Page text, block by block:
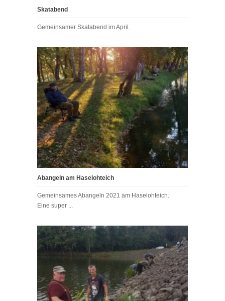
Skatabend
Gemeinsamer Skatabend im April.
Abangeln am Haselohteich
Gemeinsames Abangeln 2021 am Haselohteich.
Eine super ...